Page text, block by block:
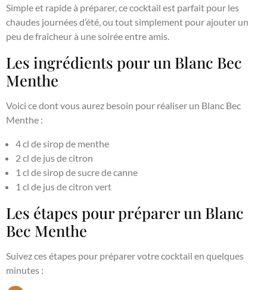
Simple et rapide à préparer, ce cocktail est parfait pour les
chaudes journées d’été, ou tout simplement pour ajouter un
peu de fraîcheur à une soirée entre amis.
Les ingrédients pour un Blanc Bec
Menthe
Voici ce dont vous aurez besoin pour réaliser un Blanc Bec
Menthe :
4 cl de sirop de menthe
2 cl de jus de citron
1 cl de sirop de sucre de canne
1 cl de jus de citron vert
Les étapes pour préparer un Blanc
Bec Menthe
Suivez ces étapes pour préparer votre cocktail en quelques
minutes :